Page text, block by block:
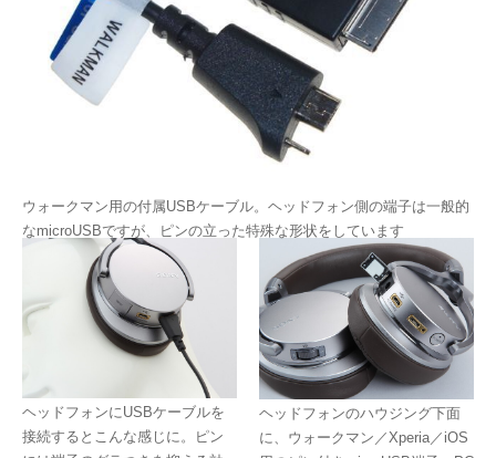
ウォークマン用の付属USBケーブル。ヘッドフォン側の端子は一般的
なmicroUSBですが、ピンの立った特殊な形状をしています
ヘッドフォンにUSBケーブルを
接続するとこんな感じに。ピン
ヘッドフォンのハウジング下面
に、ウォークマン／Xperia／iOS